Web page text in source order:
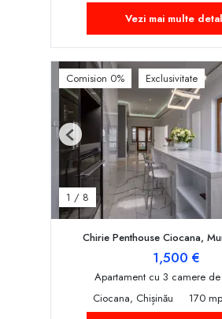
Vezi mai multe
Comision 0% Exclusivitate
1 / 8
Previous
Chirie Penthouse Ciocana,
1,500 €
Apartament cu 3 camere
Ciocana, Chișinău
170 mp